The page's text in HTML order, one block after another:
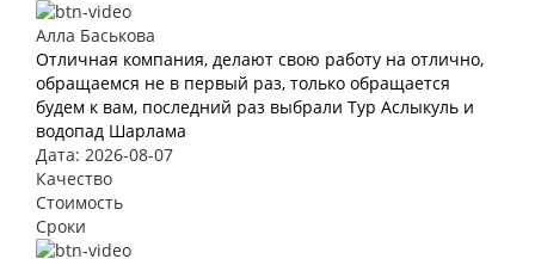
Алла Баськова
Отличная компания, делают свою работу на отлично,
обращаемся не в первый раз, только обращается
будем к вам, последний раз выбрали Тур Аслыкуль и
водопад Шарлама
Дата: 2026-08-07
Качество
Стоимость
Сроки